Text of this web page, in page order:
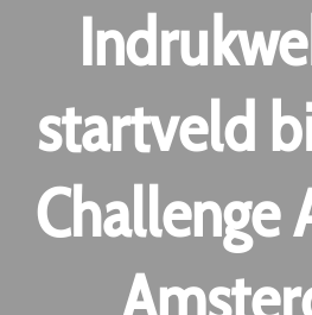
startveld
Challenge